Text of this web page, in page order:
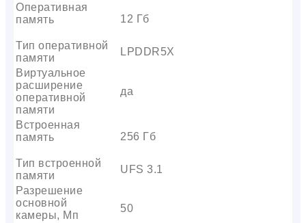
Оперативная
память
12 Гб
Тип оперативной
памяти
LPDDR5X
Виртуальное
расширение
оперативной
памяти
да
Встроенная
память
256 Гб
Тип встроенной
памяти
UFS 3.1
Разрешение
основной
камеры, Мп
50